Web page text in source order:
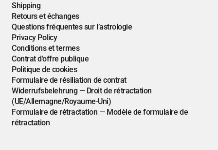
Shipping
Retours et échanges
Questions fréquentes sur l’astrologie
Privacy Policy
Conditions et termes
Contrat d’offre publique
Politique de cookies
Formulaire de résiliation de contrat
Widerrufsbelehrung — Droit de rétractation
(UE/Allemagne/Royaume-Uni)
Formulaire de rétractation — Modèle de formulaire de
rétractation